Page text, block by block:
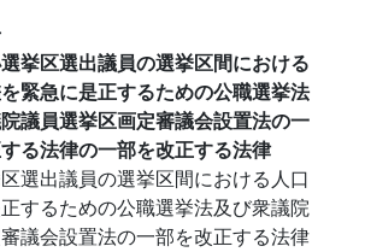
挙区選出議員の選挙区間における
緊急に是正するための公職選挙法
議員選挙区画定審議会設置法の一
る法律の一部を改正する法律
選出議員の選挙区間における人口
するための公職選挙法及び衆議院
議会設置法の一部を改正する法律